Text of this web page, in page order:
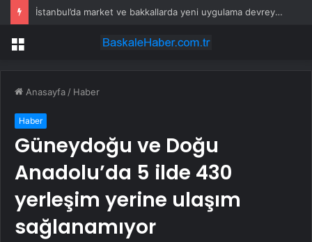
İstanbul’da market ve bakkallarda yeni uygulama devreye girdi
Menü
Anasayfa / Haber
Haber
Güneydoğu ve Doğu
Anadolu’da 5 ilde 430
yerleşim yerine ulaşım
sağlanamıyor